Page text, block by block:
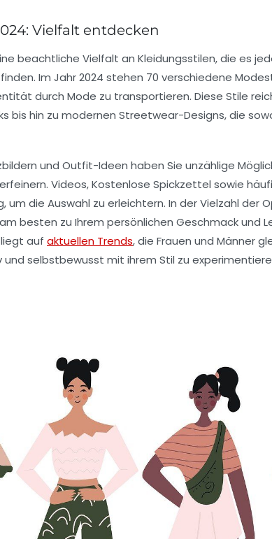
Vielfalt entdecken
beachtliche Vielfalt an Kleidungsstilen, die es
Im Jahr 2024 stehen 70 verschiedene
durch Mode zu transportieren. Diese Stile
bis hin zu modernen Streetwear-Designs, die
und Outfit-Ideen haben Sie unzählige
Videos,Kostenlose Spickzettel sowie
um die Auswahl zu erleichtern. In der Vielzahl der
besten zu Ihrem persönlichen Geschmackund
auf aktuellen Trends, die Frauen und Männer
und selbstbewusst mit ihrem Stil zu